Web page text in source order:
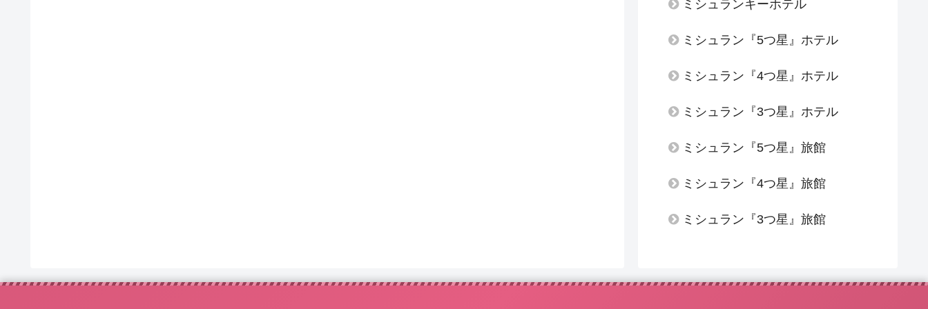
ミシュランキーホテル
ミシュラン『5つ星』ホテル
ミシュラン『4つ星』ホテル
ミシュラン『3つ星』ホテル
ミシュラン『5つ星』旅館
ミシュラン『4つ星』旅館
ミシュラン『3つ星』旅館